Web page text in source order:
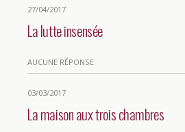
27/04/2017
La lutte insensée
AUCUNE RÉPONSE
03/03/2017
La maison aux trois chambres